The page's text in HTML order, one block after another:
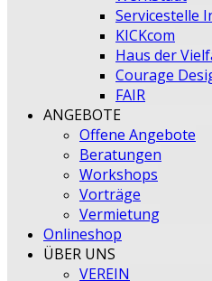
Servicestelle
KICKcom
Haus der
Courage
FAIR
ANGEBOTE
Offene Angebote
Beratungen
Workshops
Vorträge
Vermietung
Onlineshop
ÜBER UNS
VEREIN